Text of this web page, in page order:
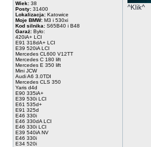
Wiek: 38
Posty: 31400
Lokalizacja: Katowice
Moje BMW: M3 i 530xi
Kod silnika: S65B40 i B48
Garaż: Było:
420iA+ LCI
E91 318dA+ LCI
E39 520iA LCI
Mercedes CL600 V12TT
Mercedes C 180 lift
Mercedes E 350 lift
Mini JCW
Audi A6 3.0TDI
Mercedes CLS 350
Yaris d4d
E90 335iA+
E39 530i LCI
E61 535d+
E91 325d
E46 330i
E46 330dA LCI
E46 330i LCI
E39 540iA NV
E46 330i
E34 520i
^Klik^